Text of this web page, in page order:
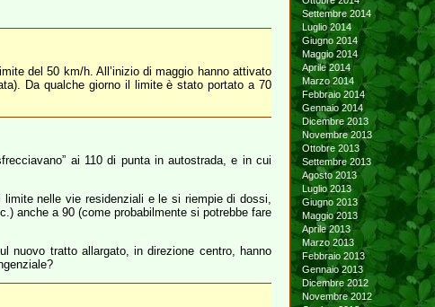
del 50 km/h. All’inizio di maggio hanno attivato
Da qualche giorno il limite è stato portato a 70
ai 110 di punta in autostrada, e in cui
nelle vie residenziali e le si riempie di dossi,
anche a 90 (come probabilmente si potrebbe fare
nuovo tratto allargato, in direzione centro, hanno
Settembre 2014
Luglio 2014
Giugno 2014
Maggio 2014
Aprile 2014
Marzo 2014
Febbraio 2014
Gennaio 2014
Dicembre 2013
Novembre 2013
Ottobre 2013
Settembre 2013
Agosto 2013
Luglio 2013
Giugno 2013
Maggio 2013
Aprile 2013
Marzo 2013
Febbraio 2013
Gennaio 2013
Dicembre 2012
Novembre 2012